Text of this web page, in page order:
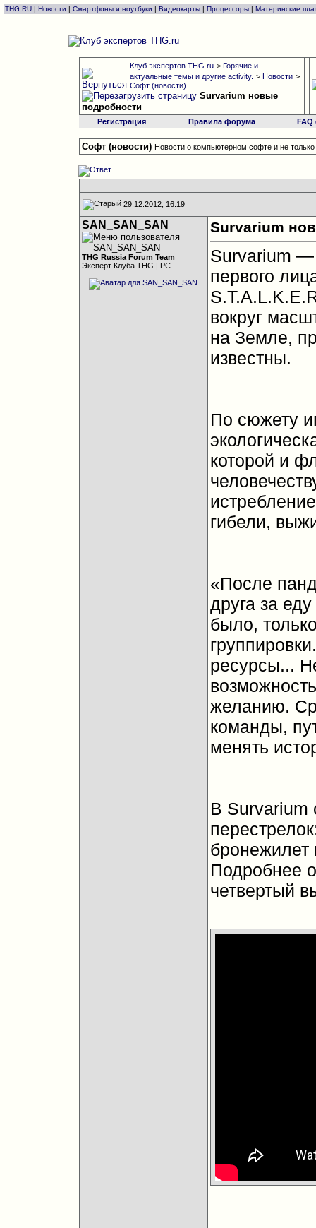
THG.RU | Новости | Смартфоны и ноутбуки | Видеокарты | Процессоры | Материнские
Клуб экспертов THG.ru > Горячие и
актуальные темы и другие activity. > Новости >
Софт (новости)
Survarium новые
подробности
Регистрация Правила форума
Софт (новости) Новости о компьютерном софте и не только
29.12.2012, 16:19
SAN_SAN_SAN
THG Russia Forum Team
Эксперт Клуба THG | PC
Survarium
Survarium —
первого
вокруг
на Земле,
известны.
По сюжету
которой и
гибели,
«После
друга за
было,
ресурсы...
желанию.
команды,
менять
В Survarium
бронежилет
Подробнее
четвертый